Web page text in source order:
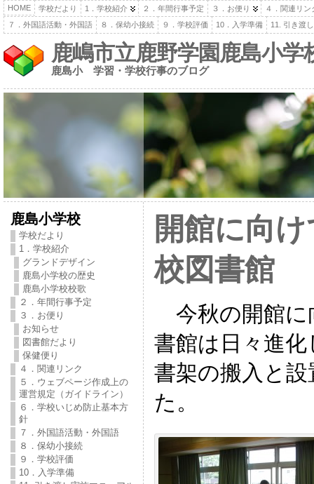
HOME 学校だより 1．学校紹介 ２．年間行事予定 ３．お便り
４．関連リン
７．外国語活動・外国語
８．保幼小接続 ９．学校評価 10．入学準備 11. 引き渡
鹿嶋市立鹿野学園鹿島小学
鹿島小 学習・学校行事のブログ
鹿島小学校
学校だより
1．学校紹介
グランドデザイン
鹿島小学校の歴史
鹿島小学校校歌
２．年間行事予定
３．お便り
お知らせ
図書館だより
保健便り
４．関連リンク
５．ウェブページ作成上の
運営規定（ガイドライン）
６．学校いじめ防止基本方
針
７．外国語活動・外国語
８．保幼小接続
９．学校評価
10．入学準備
開館に向
校図書館
今秋の開館に
書館は日々進
書架の搬入と
た。